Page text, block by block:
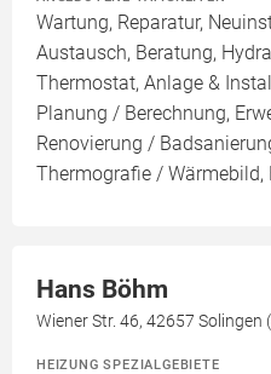
Wartung, Reparatur,
Austausch, Beratung,
Thermostat, Anlage &
Planung / Berechnung,
Renovierung /
Thermografie /
Hans Böhm
Wiener Str. 46, 42657
HEIZUNG SPEZIALGEBIETE